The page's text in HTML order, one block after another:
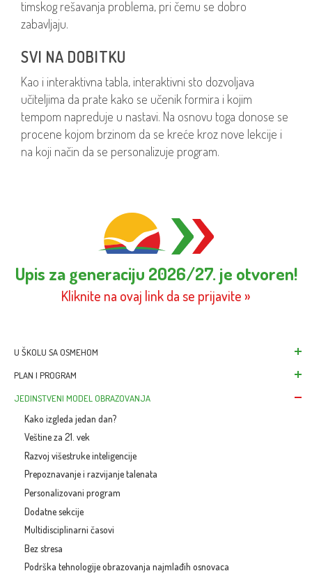
U ŠKOLU SA OSMEHOM
Škola za
PLAN I PROGRAM
Nacionalni
JEDINSTVENI MODEL OBRAZOVANJA
Kako izgleda jedan dan?
Veštine za 21. vek
Razvoj višestruke inteligencije
Prepoznavanje i razvijanje talenata
Personalizovani program
Dodatne sekcije
Multidisciplinarni časovi
Bez stresa
Podrška tehnologije obrazovanja najmlađih osnovaca
timskog rešavanja problema, pri čemu se dobro
zabavljaju.
SVI NA DOBITKU
Kao i interaktivna tabla, interaktivni sto dozvoljava
učiteljima da prate kako se učenik formira i kojim
tempom napreduje u nastavi. Na osnovu toga donose se
procene kojom brzinom da se kreće kroz nove lekcije i
na koji način da se personalizuje program.
Upis za generaciju 2026/27. je otvoren!
Kliknite na ovaj link da se prijavite »